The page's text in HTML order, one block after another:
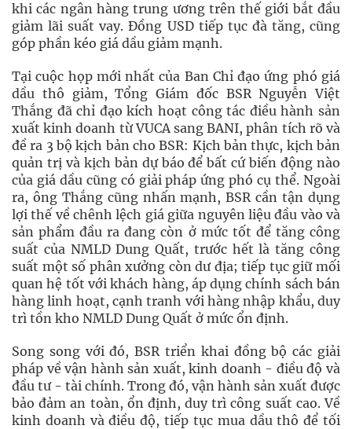
khi các ngân hàng trung ương trên thế giới bắt đầu
giảm lãi suất vay. Đồng USD tiếp tục đà tăng, cũng
góp phần kéo giá dầu giảm mạnh.
Tại cuộc họp mới nhất của Ban Chỉ đạo ứng phó giá
dầu thô giảm, Tổng Giám đốc BSR Nguyễn Việt
Thắng đã chỉ đạo kích hoạt công tác điều hành sản
xuất kinh doanh từ VUCA sang BANI, phân tích rõ và
đề ra 3 bộ kịch bản cho BSR: Kịch bản thực, kịch bản
quản trị và kịch bản dự báo để bất cứ biến động nào
của giá dầu cũng có giải pháp ứng phó cụ thể. Ngoài
ra, ông Thắng cũng nhấn mạnh, BSR cần tận dụng
lợi thế về chênh lệch giá giữa nguyên liệu đầu vào và
sản phẩm đầu ra đang còn ở mức tốt để tăng công
suất của NMLD Dung Quất, trước hết là tăng công
suất một số phân xưởng còn dư địa; tiếp tục giữ mối
quan hệ tốt với khách hàng, áp dụng chính sách bán
hàng linh hoạt, cạnh tranh với hàng nhập khẩu, duy
trì tồn kho NMLD Dung Quất ở mức ổn định.
Song song với đó, BSR triển khai đồng bộ các giải
pháp về vận hành sản xuất, kinh doanh - điều độ và
đầu tư - tài chính. Trong đó, vận hành sản xuất được
bảo đảm an toàn, ổn định, duy trì công suất cao. Về
kinh doanh và điều độ, tiếp tục mua dầu thô để tối